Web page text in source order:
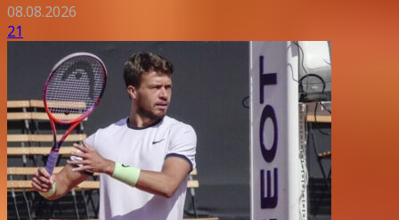
08.08.2026
21